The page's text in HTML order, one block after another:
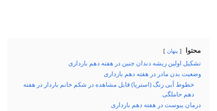
محتوا پنهان
تشکیل اولین ریشه دندان جنین در هفته دهم بارداری
وضعیت بدن مادر در هفته دهم بارداری
خطوط آبی رنگ (استریا) قابل مشاهده در شکم خانم باردار در هفته
دهم حاملگی
درمان یبوست در هفته دهم بارداری